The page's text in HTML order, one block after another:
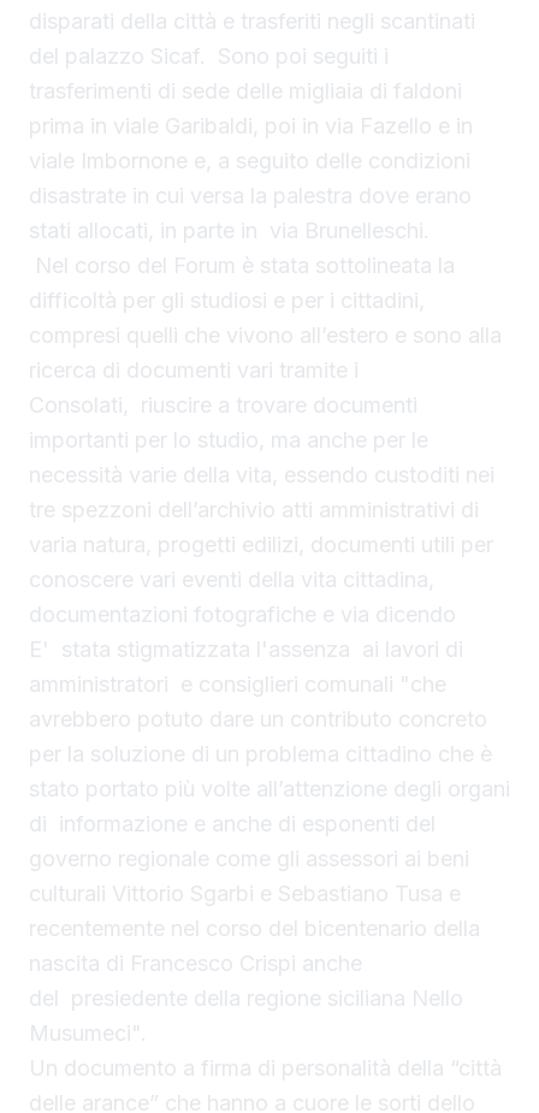
disparati della città e trasferiti negli scantinati
del palazzo Sicaf. Sono poi seguiti i
trasferimenti di sede delle migliaia di faldoni
prima in viale Garibaldi, poi in via Fazello e in
viale Imbornone e, a seguito delle condizioni
disastrate in cui versa la palestra dove erano
stati allocati, in parte in via Brunelleschi.
Nel corso del Forum è stata sottolineata la
difficoltà per gli studiosi e per i cittadini,
compresi quelli che vivono all’estero e sono alla
ricerca di documenti vari tramite i
Consolati, riuscire a trovare documenti
importanti per lo studio, ma anche per le
necessità varie della vita, essendo custoditi nei
tre spezzoni dell’archivio atti amministrativi di
varia natura, progetti edilizi, documenti utili per
conoscere vari eventi della vita cittadina,
documentazioni fotografiche e via dicendo
E' stata stigmatizzata l'assenza ai lavori di
amministratori e consiglieri comunali "che
avrebbero potuto dare un contributo concreto
per la soluzione di un problema cittadino che è
stato portato più volte all’attenzione degli organi
di informazione e anche di esponenti del
governo regionale come gli assessori ai beni
culturali Vittorio Sgarbi e Sebastiano Tusa e
recentemente nel corso del bicentenario della
nascita di Francesco Crispi anche
del presiedente della regione siciliana Nello
Musumeci".
Un documento a firma di personalità della “città
delle arance” che hanno a cuore le sorti dello